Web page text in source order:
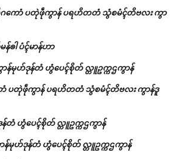
ကောံ ပတုဲဖဵုကွာန် ပရဟိတတံ သွံစမံၚ်တိဗလး ကွာ
န်ၜါ ပံၚ်မာန်ဟာ
န်မုဟ်ဒုန်တံ ဟွံပေၚ်စိုတ် လ္တူဥက္ကဌကွာန်
ပတုဲဖဵုကွာန် ပရဟိတတံ သွံစမံၚ်တိဗလး ကွာန်ဒူ
တံ ဟွံပေၚ်စိုတ် လ္တူဥက္ကဌကွာန်
န်မုဟ်ဒုန်တံ ဟွံပေၚ်စိုတ် လ္တူဥက္ကဌကွာန်